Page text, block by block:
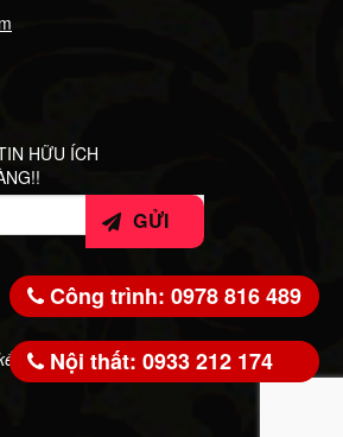
HỮU ÍCH
bởi: WeSoft.VN
Công trình: 0978 816 489
Nội thất: 0933 212 174